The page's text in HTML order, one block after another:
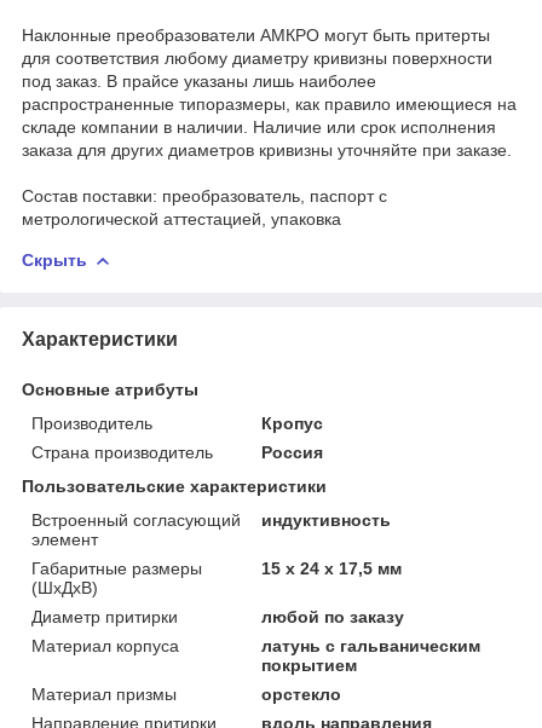
Наклонные преобразователи АМКРО могут быть притерты
для соответствия любому диаметру кривизны поверхности
под заказ. В прайсе указаны лишь наиболее
распространенные типоразмеры, как правило имеющиеся на
складе компании в наличии. Наличие или срок исполнения
заказа для других диаметров кривизны уточняйте при заказе.
Состав поставки: преобразователь, паспорт с
метрологической аттестацией, упаковка
Скрыть
Характеристики
Основные атрибуты
Производитель
Кропус
Страна производитель
Россия
Пользовательские характеристики
Встроенный согласующий
элемент
индуктивность
Габаритные размеры
(ШхДхВ)
15 х 24 х 17,5 мм
Диаметр притирки
любой по заказу
Материал корпуса
латунь с гальваническим
покрытием
Материал призмы
орстекло
Направление притирки
вдоль направления